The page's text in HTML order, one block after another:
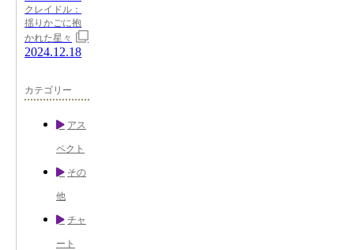
クレイドル：
揺りかごに抱
かれた星々
2024.12.18
カテゴリー
アス
ペクト
その
他
チャ
ート